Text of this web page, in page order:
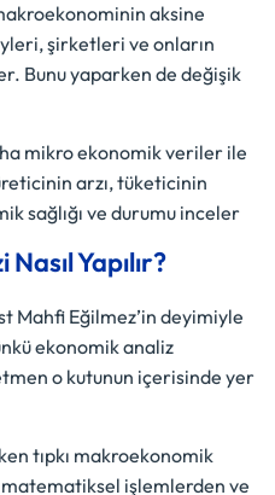
aksine
şirketleri ve onların
Bunu yaparken de değişik
mikro ekonomik veriler ile
arzı, tüketicinin
sağlığı ve durumu inceler
Yapılır?
Mahfi Eğilmez’in deyimiyle
ekonomik analiz
o kutunun içerisinde yer
tıpkı makroekonomik
işlemlerden ve